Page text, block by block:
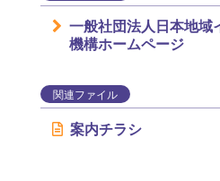
一般社団法人日本地域
機構ホームページ
関連ファイル
案内チラシ